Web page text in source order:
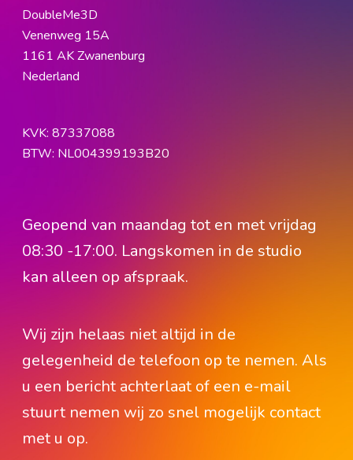
DoubleMe3D
Venenweg 15A
1161 AK Zwanenburg
Nederland
KVK: 87337088
BTW: NL004399193B20
Geopend van maandag tot en met vrijdag
08:30 -17:00. Langskomen in de studio
kan alleen op afspraak.
Wij zijn helaas niet altijd in de
gelegenheid de telefoon op te nemen. Als
u een bericht achterlaat of een e-mail
stuurt nemen wij zo snel mogelijk contact
met u op.